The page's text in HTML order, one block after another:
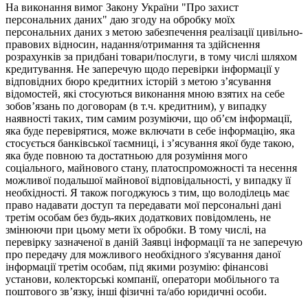
На виконання вимог Закону України "Про захист
персональних даних" даю згоду на обробку моїх
персональних даних з метою забезпечення реалізації цивільно-
правових відносин, надання/отримання та здійснення
розрахунків за придбані товари/послуги, в тому числі шляхом
кредитування. Не заперечую щодо перевірки інформації у
відповідних бюро кредитних історій з метою з’ясування
відомостей, які стосуються виконання мною взятих на себе
зобов’язань по договорам (в т.ч. кредитним), у випадку
наявності таких, тим самим розуміючи, що об’єм інформації,
яка буде перевірятися, може включати в себе інформацію, яка
стосується банківської таємниці, і з’ясування якої буде такою,
яка буде повною та достатньою для розуміння мого
соціального, майнового стану, платоспроможності та несення
можливої подальшої майнової відповідальності, у випадку її
необхідності. Я також погоджуюсь з тим, що володілець має
право надавати доступ та передавати мої персональні дані
третім особам без будь-яких додаткових повідомлень, не
змінюючи при цьому мети їх обробки. В тому числі, на
перевірку зазначеної в даній Заявці інформації та не заперечую
про передачу для можливого необхідного з'ясування даної
інформації третім особам, під якими розумію: фінансові
установи, колекторські компанії, оператори мобільного та
поштового зв’язку, інші фізичні та/або юридичні особи.